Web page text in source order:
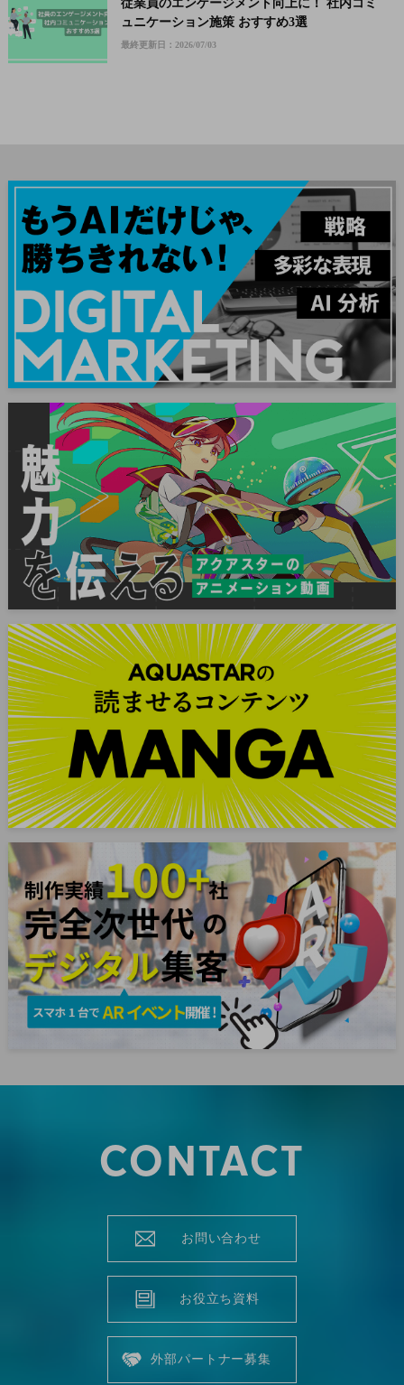
従業員のエンゲージメント向上に！ 社内コミ
ュニケーション施策 おすすめ3選
最終更新日：2026/07/03
CONTACT
お問い合わせ
お役立ち資料
外部パートナー募集